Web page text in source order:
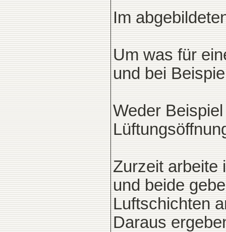
Im
Um was für
und bei
Weder
Zurzeit arbeite
und beide
Luftschichten
Daraus